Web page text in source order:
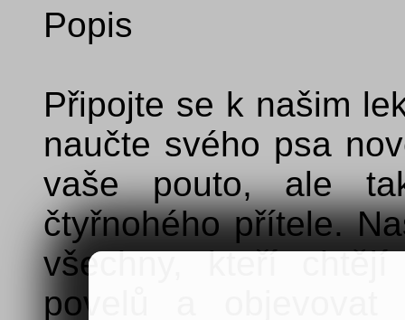
Popis
Připojte se k našim
naučte svého psa
vaše pouto, ale
čtyřnohého přítele.
všechny, kteří
povelů a objevovat